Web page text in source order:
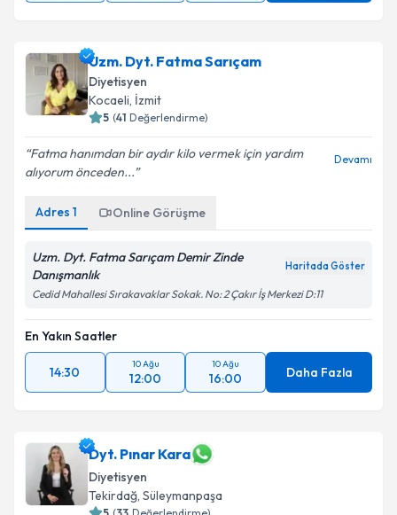
Uzm. Dyt. Fatma Sarıçam
Diyetisyen
Kocaeli, İzmit
5 (41 Değerlendirme)
Fatma hanımdan bir aydır kilo vermek için yardım
alıyorum önceden...
Devamı
Adres 1 Online Görüşme
Uzm. Dyt. Fatma Sarıçam Demir Zinde
Danışmanlık
Haritada Göster
Cedid Mahallesi Sırakavaklar Sokak. No: 2 Çakır İş Merkezi D:11
En Yakın Saatler
14:30
10 Ağu
12:00
10 Ağu
16:00 Daha Fazla
Dyt. Pınar Kara
Diyetisyen
Tekirdağ, Süleymanpaşa